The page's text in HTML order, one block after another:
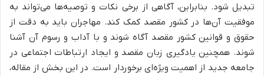
تبدیل شود. بنابراین، آگاهی از برخی نکات و توصیه‌ها می‌تواند به
موفقیت آن‌ها در کشور مقصد کمک کند. مهاجران باید به دقت از
حقوق و قوانین کشور مقصد آگاه شوند و با آداب و رسوم آن آشنا
شوند. همچنین یادگیری زبان مقصد و ایجاد ارتباطات اجتماعی در
جامعه جدید از اهمیت ویژه‌ای برخوردار است. در این بخش از مقاله،